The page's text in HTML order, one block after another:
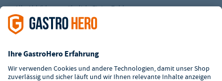
Alle Abbildungen ähnlich. Einige Zahlungsarten
könnenZusatzkostenverursachen.
² Unverbindl. Preisempfehlung des Herstellers
i.H.v. 7,90€ (zzgl. Mwst.)
**Die Tiefpreisgarantie ist nicht mit anderen Aktionen oder
Rabatten kombinierbar.